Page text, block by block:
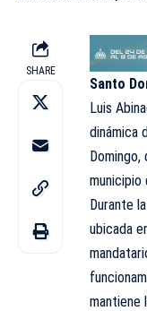
SHARE
Santo
Luis
dinámica
municipio
Durante
ubicada
mantiene